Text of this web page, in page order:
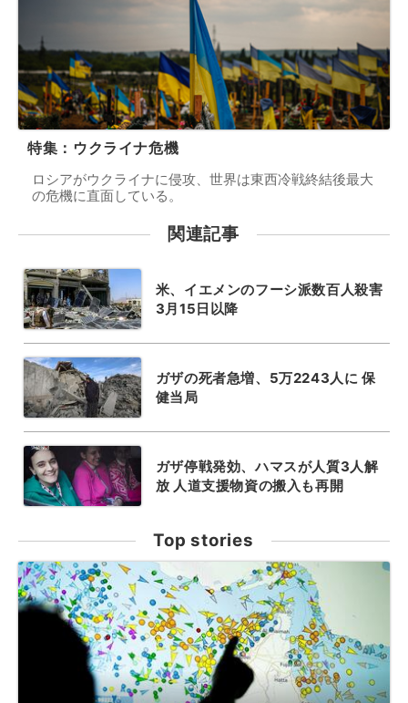
特集：ウクライナ危機
ロシアがウクライナに侵攻、世界は東西冷戦終結後最大
の危機に直面している。
関連記事
米、イエメンのフーシ派数百人殺害
3月15日以降
ガザの死者急増、5万2243人に 保
健当局
ガザ停戦発効、ハマスが人質3人解
放 人道支援物資の搬入も再開
Top stories